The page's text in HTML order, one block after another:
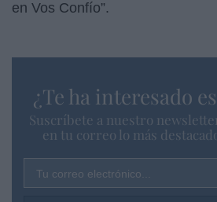
en Vos Confío”.
¿Te ha interesado
Suscríbete a nuestro
en tu correo lo más
Tu correo electrónico...